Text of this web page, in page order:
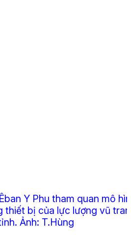
Y Phu tham quan mô
thiết bị của lực lượng vũ
Ảnh: T.Hùng